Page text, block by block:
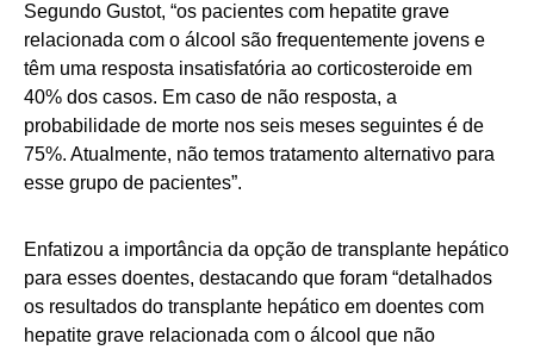
Segundo Gustot, “os pacientes com hepatite grave
relacionada com o álcool são frequentemente jovens e
têm uma resposta insatisfatória ao corticosteroide em
40% dos casos. Em caso de não resposta, a
probabilidade de morte nos seis meses seguintes é de
75%. Atualmente, não temos tratamento alternativo para
esse grupo de pacientes”.
Enfatizou a importância da opção de transplante hepático
para esses doentes, destacando que foram “detalhados
os resultados do transplante hepático em doentes com
hepatite grave relacionada com o álcool que não